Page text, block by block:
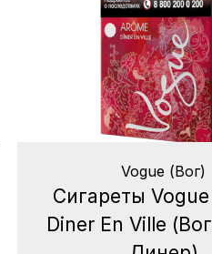
Vogue (Вог)
Сигареты
Diner En Ville